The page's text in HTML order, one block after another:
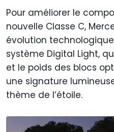
Pour améliorer le
nouvelle Classe C,
évolution technologique
système Digital Light,
et le poids des blocs
une signature
thème de l’étoile.